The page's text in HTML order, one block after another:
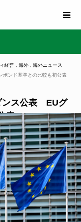
経営 海外
海外ニュース
ンド基準との比較も初公表
ンス公表 EUグ
表